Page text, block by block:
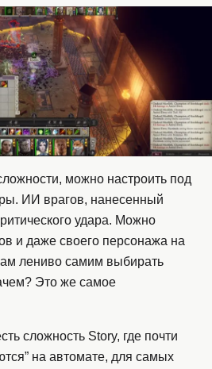
можно настроить под
ИИ врагов, нанесенный
удара. Можно
и даже своего персонажа на
лениво самим выбирать
Это же самое
сложность Story, где почти
на автомате, для самых